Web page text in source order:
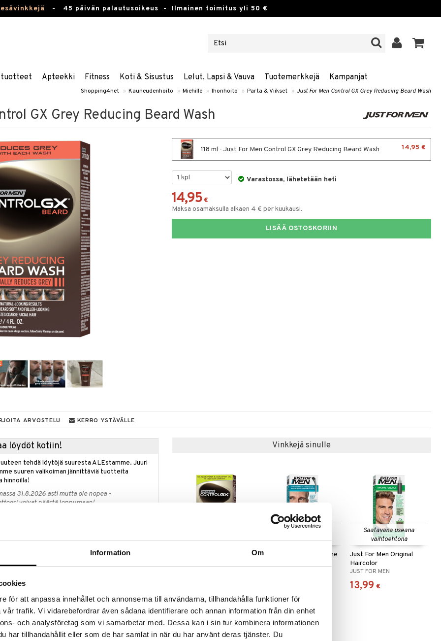
Information Om
för att anpassa innehållet och annonserna till användarna, tillhandahålla funktioner för
trafik. Vi vidarebefordrar även sådana identifierare och annan information från din enhet
och analysföretag som vi samarbetar med. Dessa kan i sin tur kombinera informationen
har tillhandahållit eller som de har samlat in när du har använt deras tjänster. Du
- 45 päivän palautusoikeus - Ilmainen toimitus yli 50 €
Apteekki Fitness Koti & Sisustus Lelut, Lapsi & Vauva Tuotemerkkejä Kampanjat
Shopping4net » Kauneudenhoito » Miehille » Ihonhoito » Parta & Viikset » Just For Men Control GX Grey Reducing Beard Wash
GX Grey Reducing Beard Wash
118 ml - Just For Men Control GX Grey Reducing Beard Wash 14,95 €
Varastossa, lähetetään heti
14,95 €
Maksa osamaksulla alkaen 4 € per kuukausi.
LISÄÄ OSTOSKORIIN
ARVOSTELU KERRO YSTÄVÄLLE
löydöt kotiin!
tehdä löytöjä suuresta ALEstamme. Juuri
suuren valikoiman jännittäviä tuotteita
hinnoilla!
31.8.2026 asti mutta ole nopea -
voivat päästä loppumaan!
Beard Wash vähentää harmaita karvoja
huomaamattomia, asteittaisia tuloksia.
mukana. Control GX Grey Reducing Beard Wash
kasvojen karvat pehmeinä, paksuina ja helposti
sekä hoitaa kasvojen karvoja
peroksidia ja teräviä rajoja.
Vinkkejä sinulle
Saatavana useana
vaihtoehtona
Just For Men Moustache
Saatavana useana
vaihtoehtona
Just For Men Original
Haircolor
JUST FOR MEN
13,99 €